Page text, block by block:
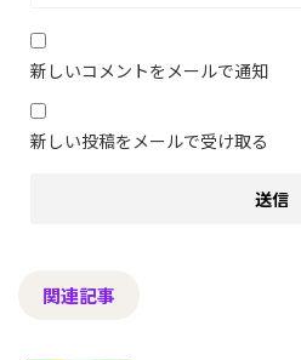
新しいコメントをメールで通知
新しい投稿をメールで受け取る
関連記事